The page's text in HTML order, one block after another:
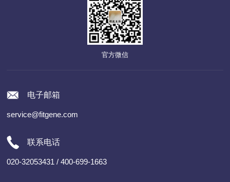
官方微信
电子邮箱
service@fitgene.com
联系电话
020-32053431 / 400-699-1663